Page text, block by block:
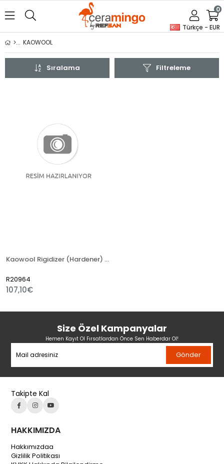
Türkçe - EUR
0
KAOWOOL
Filtreleme
Sıralama
Kaowool Rigidizer (Hardener) 5 lt
R20964
107,10€
Size Özel Kampanyalar
Hemen Kayıt Ol Fırsatlardan Önce Sen Haberdar Ol!
Gönder
Takipte Kal
HAKKIMIZDA
Hakkımızdaa
Gizlilik Politikası